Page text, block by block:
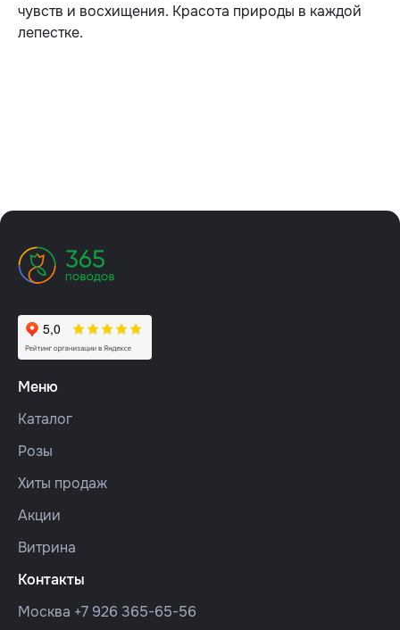
чувств и восхищения. Красота природы в каждой
лепестке.
Меню
Каталог
Розы
Хиты продаж
Акции
Витрина
Контакты
Москва +7 926 365-65-56